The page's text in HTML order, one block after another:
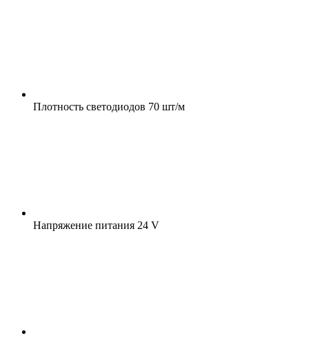
Плотность светодиодов 70 шт/м
Напряжение питания 24 V